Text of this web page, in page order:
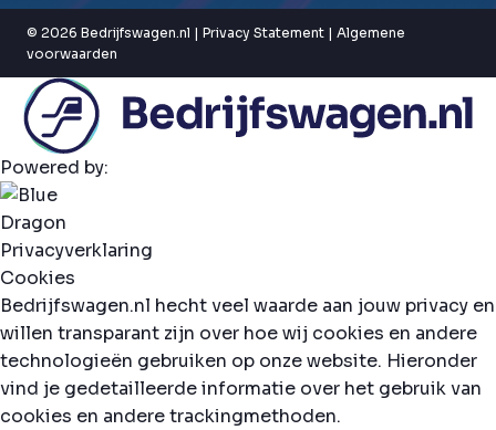
© 2026 Bedrijfswagen.nl | Privacy Statement | Algemene
voorwaarden
Powered by:
Privacyverklaring
Cookies
Bedrijfswagen.nl hecht veel waarde aan jouw privacy en
willen transparant zijn over hoe wij cookies en andere
technologieën gebruiken op onze website. Hieronder
vind je gedetailleerde informatie over het gebruik van
cookies en andere trackingmethoden.